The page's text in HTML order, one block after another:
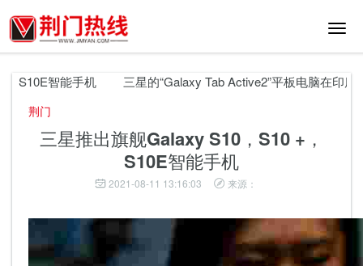
切
航
智能手机 三星的“Galaxy Tab Active2”平板电脑在印度推
荆门
三星推出旗舰Galaxy S10，S10 +，
S10E智能手机
2021-08-11 13:16:03 来源：